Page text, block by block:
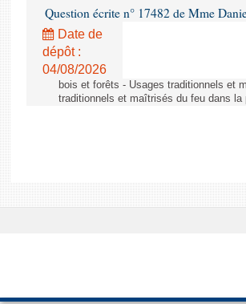
Question écrite n° 17482 de Mme
Date de
dépôt :
04/08/2026
bois et forêts - Usages traditionnels et
traditionnels et maîtrisés du feu dans la